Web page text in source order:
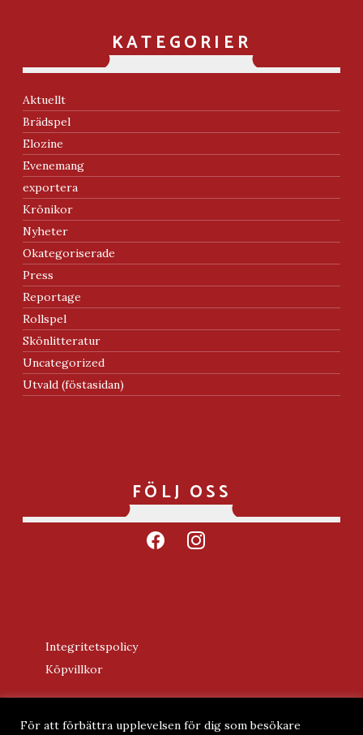
KATEGORIER
Aktuellt
Brädspel
Elozine
Evenemang
exportera
Krönikor
Nyheter
Okategoriserade
Press
Reportage
Rollspel
Skönlitteratur
Uncategorized
Utvald (föstasidan)
FÖLJ OSS
facebookinstagram
Integritetspolicy
Köpvillkor
För att förbättra upplevelsen för dig som besökare